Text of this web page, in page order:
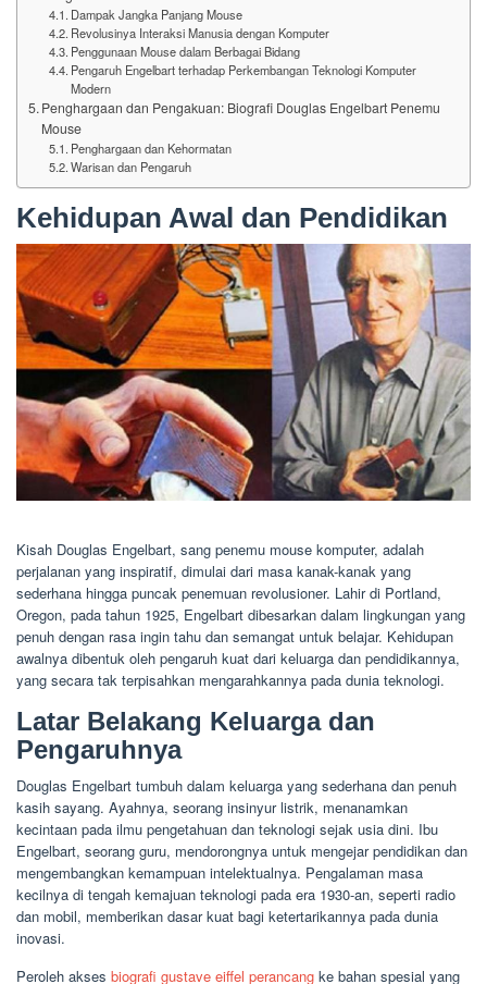
Dampak Jangka Panjang Mouse
Revolusinya Interaksi Manusia dengan Komputer
Penggunaan Mouse dalam Berbagai Bidang
Pengaruh Engelbart terhadap Perkembangan Teknologi Komputer
Modern
Penghargaan dan Pengakuan: Biografi Douglas Engelbart Penemu
Mouse
Penghargaan dan Kehormatan
Warisan dan Pengaruh
Kehidupan Awal dan Pendidikan
Kisah Douglas Engelbart, sang penemu mouse komputer, adalah
perjalanan yang inspiratif, dimulai dari masa kanak-kanak yang
sederhana hingga puncak penemuan revolusioner. Lahir di Portland,
Oregon, pada tahun 1925, Engelbart dibesarkan dalam lingkungan yang
penuh dengan rasa ingin tahu dan semangat untuk belajar. Kehidupan
awalnya dibentuk oleh pengaruh kuat dari keluarga dan pendidikannya,
yang secara tak terpisahkan mengarahkannya pada dunia teknologi.
Latar Belakang Keluarga dan
Pengaruhnya
Douglas Engelbart tumbuh dalam keluarga yang sederhana dan penuh
kasih sayang. Ayahnya, seorang insinyur listrik, menanamkan
kecintaan pada ilmu pengetahuan dan teknologi sejak usia dini. Ibu
Engelbart, seorang guru, mendorongnya untuk mengejar pendidikan dan
mengembangkan kemampuan intelektualnya. Pengalaman masa
kecilnya di tengah kemajuan teknologi pada era 1930-an, seperti radio
dan mobil, memberikan dasar kuat bagi ketertarikannya pada dunia
inovasi.
Peroleh akses biografi gustave eiffel perancang ke bahan spesial yang